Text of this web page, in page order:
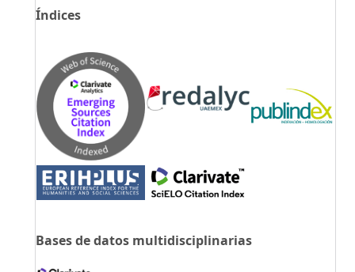
Índices
Bases de datos multidisciplinarias